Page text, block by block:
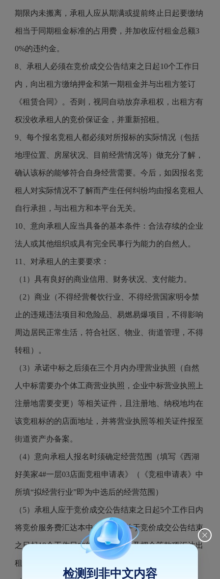
期限内未搬离，承租人应从期满或提前终止日起要缴纳
相当于同期租金标准的占用费，并加收应付租金总额3
0%的违约金。
8、承租人必须在竞价成交公告结束之日起10个工作日
内，向出租方缴纳押金和第一期租金并与出租方签订
《租赁合同》。否则，视同自动放弃承租权，出租方有
权没收承租人的竞价保证金，并重新招租。
9、每个报名竞租人都必须对所报标的实际情况（包括
地理位置、房屋状况、目前经营情况等）做充分了解，
确认该标的能够符合自身经营需要。今后，如因报名竞
租人对实际情况不了解而产生任何纠纷均由报名竞租人
自行承担，与出租方和本平台无关。
10、意向承租人应当具备的基本条件：合法存续的企业
法人或其他组织或具有完全民事行为能力的自然人。
11、对承租人的主要要求：
（1）具有良好的商业信用、财务状况、支付能力。
（2）商业（不得经营餐饮行业、不得经营国家明令禁
止的违规违法项目和危险品、易燃易爆项目，不得影响
周边居民正常生活，符合社区、物业、街道管理，不得
转租）。
（3）承诺中标之后须在三个月内办理营业执照（自然
人中标需要办个体工商营业执照，企业中标营业执照上
注册地需要变更）等相关证件，且注册地、纳税地均在
该竞租标的的店面地址，并将营业执照等相关证件报至
街道资产办备案。
（4）意向承租人报名时须确定经营范围（填写《西湖
好美家4#一层03店面竞租申请表》（《竞租申请表》中
所填“拟经营行业”即为中选后的经营范围）
（5）承租人应于竞价成交公告结束之日起5个工作日内
将竞价服务费汇达本中心账户、并于竞价成交公告结束
之日起10个工作日内将第一期租金及押金等款项汇达出
租方指定账户。
检测到非中文内容